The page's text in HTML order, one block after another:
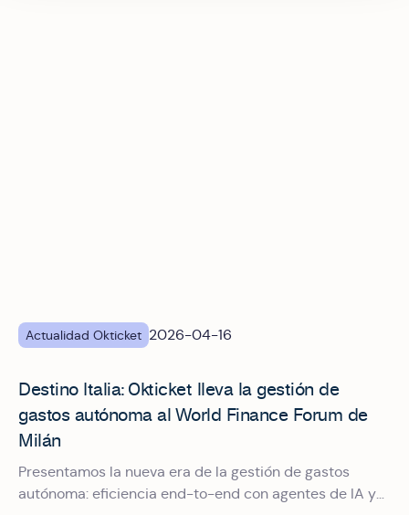
Actualidad Okticket 2026-04-16
Destino Italia: Okticket lleva la gestión de
gastos autónoma al World Finance Forum de
Milán
Presentamos la nueva era de la gestión de gastos
autónoma: eficiencia end-to-end con agentes de IA y